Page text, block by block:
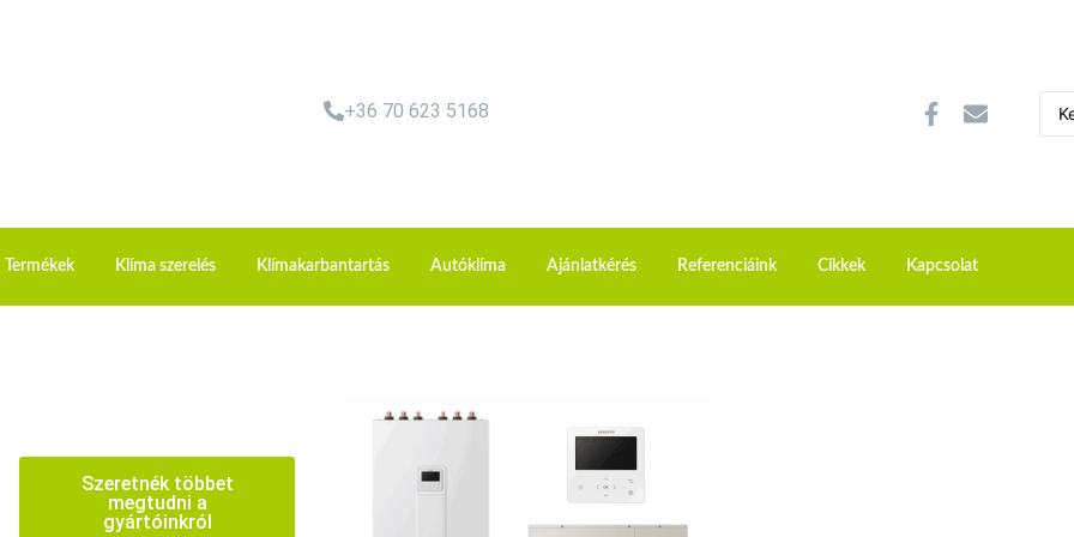
+36 70 623 5168
Termékek Klíma szerelés Klímakarbantartás Autóklíma Ajánlatkérés Referenciáink Cikkek Kapcsolat
Szeretnék többet
megtudni a
gyártóinkról